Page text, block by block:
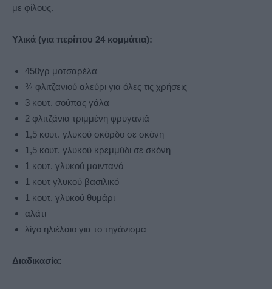
με φίλους.
Υλικά (για περίπου 24 κομμάτια):
450γρ μοτσαρέλα
¾ φλιτζανιού αλεύρι για όλες τις χρήσεις
3 κουτ. σούπας γάλα
2 φλιτζάνια τριμμένη φρυγανιά
1,5 κουτ. γλυκού σκόρδο σε σκόνη
1,5 κουτ. γλυκού κρεμμύδι σε σκόνη
1 κουτ. γλυκού μαιντανό
1 κουτ γλυκού βασιλικό
1 κουτ. γλυκού θυμάρι
αλάτι
λίγο ηλιέλαιο για το τηγάνισμα
Διαδικασία: